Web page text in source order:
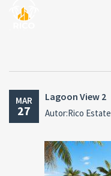
MAR
27
Lagoon View 2
Autor:Rico Estate